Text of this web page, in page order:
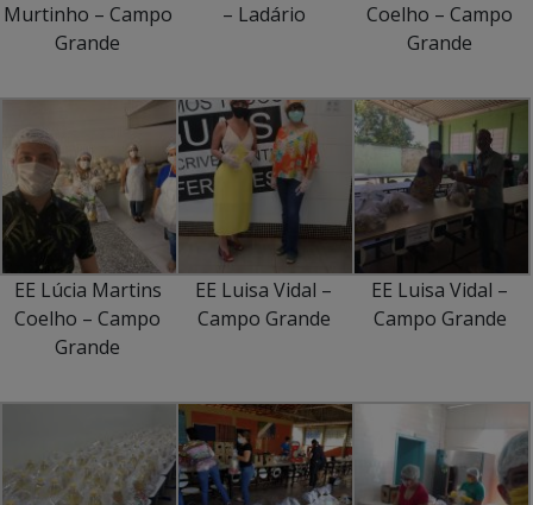
Murtinho – Campo
Grande
– Ladário
Coelho – Campo
Grande
EE Lúcia Martins
Coelho – Campo
Grande
EE Luisa Vidal –
Campo Grande
EE Luisa Vidal –
Campo Grande